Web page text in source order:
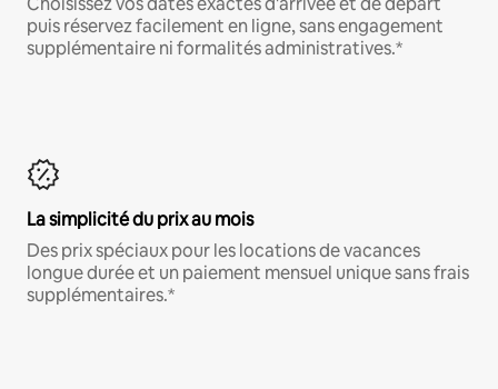
puis réservez facilement en ligne, sans engagement
supplémentaire ni formalités administratives.*
La simplicité du prix au mois
Des prix spéciaux pour les locations de vacances
longue durée et un paiement mensuel unique sans frais
supplémentaires.*